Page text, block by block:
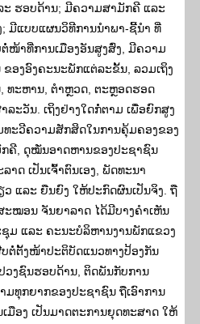
ະ ຮອບດ້ານ; ມີຄວາມສາມັກຄີ ແລະ
ມີແບບແຜນວິທີການນຳພາ-ຊີ້ນຳ ທີ່
ໜ້າທີ່ການເມືອງອັນສູງສົ່ງ, ມີຄວາມ
ຂອງອົງຄະນະພັກແຕ່ລະຂັ້ນ, ລວມເຖິງ
ທະຫານ, ຕຳຫຼວດ, ຕະຫຼອດຮອດ
ະວັນ. ເຖິງຢ່າງໃດກໍ່ຕາມ ເພື່ອຍົກສູງ
ທະວີຄວາມສັກສິດໃນການຄຸ້ມຄອງຂອງ
ຄີ, ດຸໝັ່ນອາດຫານຂອງປະຊາຊົນ
າດ ເປັນເຈົ້າຕົນເອງ, ພັດທະນາ
ແລະ ຍືນຍົງ ໃຫ້ປະກົດຜົນເປັນຈິງ. ຖື
ະໝອນ ຈັນຍາລາດ ໄດ້ມີບາງຄໍາເຫັນ
ມ ແລະ ຄະນະບໍລິຫານງານພັກແຂວງ
ຕໍ່ຕັ້ງໜ້າປະຕິບັດແນວທາງປ້ອງກັນ
ວງຊົນຮອບດ້ານ, ຕິດພັນກັບການ
ມທຸກຍາກຂອງປະຊາຊົນ ຖືເອົາການ
ມືອງ ເປັນມາດຕະການຍຸດທະສາດ ໃຫ້